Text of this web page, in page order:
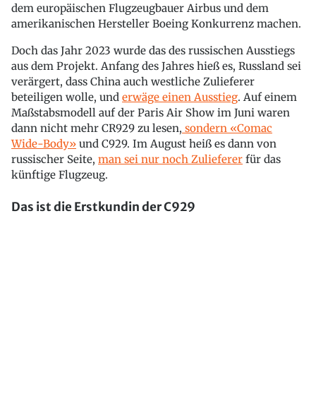
dem europäischen Flugzeugbauer Airbus und dem
amerikanischen Hersteller Boeing Konkurrenz machen.
Doch das Jahr 2023 wurde das des russischen Ausstiegs
aus dem Projekt. Anfang des Jahres hieß es, Russland sei
verärgert, dass China auch westliche Zulieferer
beteiligen wolle, und erwäge einen Ausstieg. Auf einem
Maßstabsmodell auf der Paris Air Show im Juni waren
dann nicht mehr CR929 zu lesen, sondern «Comac
Wide-Body» und C929. Im August heiß es dann von
russischer Seite, man sei nur noch Zulieferer für das
künftige Flugzeug.
Das ist die Erstkundin der C929